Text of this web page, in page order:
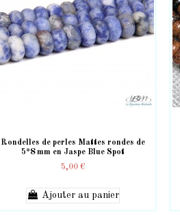
Rondelles de perles Mattes rondes de
5*8 mm en Jaspe Blue Spot
5,00 €
Ajouter au panier